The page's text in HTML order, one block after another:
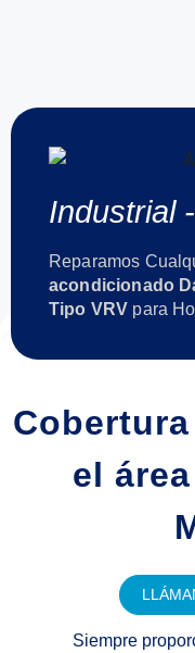
Industrial
Reparamos
acondicionado
Tipo VRV para
el
Siempre